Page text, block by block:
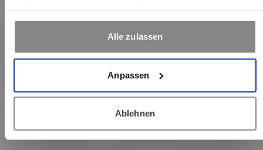
Alle zulassen
Anpassen
Ablehnen